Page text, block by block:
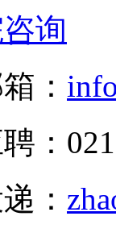
询
：
：
：